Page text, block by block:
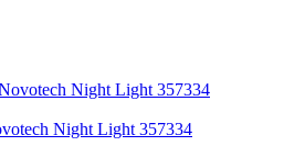
Night Light 357334